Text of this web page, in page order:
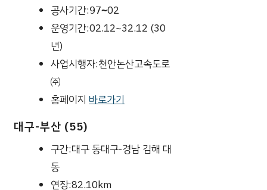
공사기간:97~02
운영기간:02.12~32.12 (30
년)
사업시행자:천안논산고속도로
㈜
홈페이지 바로가기
대구-부산 (55)
구간:대구 동대구-경남 김해 대
동
연장:82.10km